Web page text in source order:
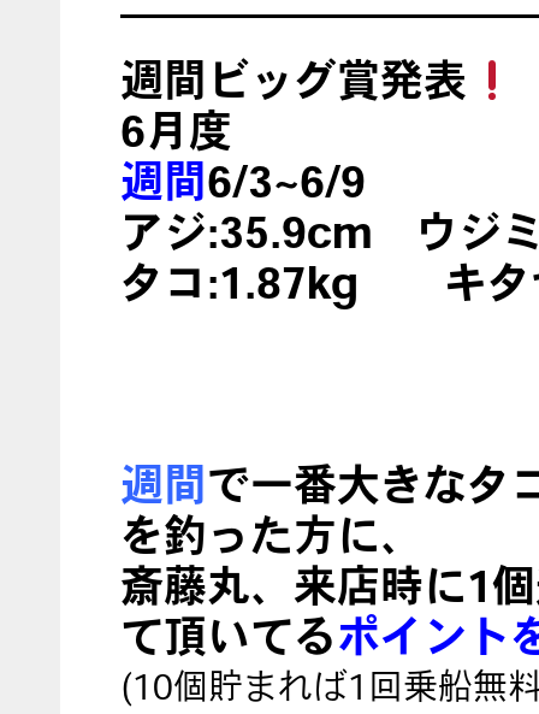
週間ビッグ賞発表
6月度
週間 6/3~6/9
アジ:35.9cm ウジ
タコ:1.87kg キタ
週間 で一番大きなタ
を釣った方に、
斎藤丸、来店時に1
て頂いてるポイント
(10個貯まれば1回乗船無